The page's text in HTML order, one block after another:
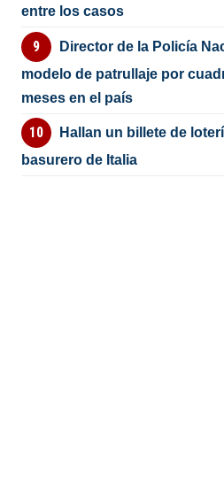
entre los casos
Director de la Policía
modelo de patrullaje por
meses en el país
Hallan un billete de
basurero de Italia